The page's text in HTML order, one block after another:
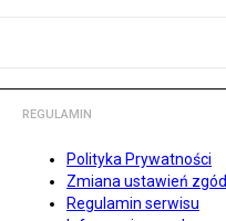
REGULAMIN
Polityka Prywatności
Zmiana ustawień zgód
Regulamin serwisu